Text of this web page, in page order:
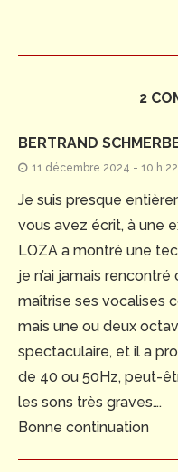
2
BERTRAND
11 décembre 2024 - 10 h
Je suis presque
vous avez écrit, à une
LOZA a montré une
je n’ai jamais
maîtrise ses vocalises
mais une ou deux
spectaculaire, et il a
de 40 ou 50Hz, peut-
les sons très graves….
Bonne continuation